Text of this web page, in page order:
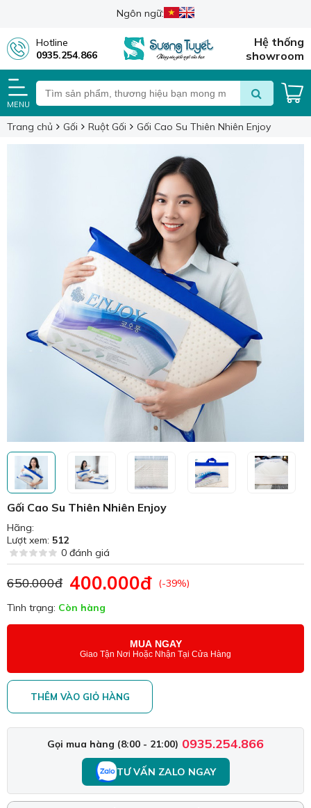
Ngôn ngữ:
Hotline
0935.254.866
Hệ thống
showroom
MENU
Trang chủ Gối Ruột Gối Gối Cao Su Thiên Nhiên Enjoy
Gối Cao Su Thiên Nhiên Enjoy
Hãng:
Lượt xem: 512
0 đánh giá
650.000đ 400.000đ
(-39%)
Tình trạng: Còn hàng
MUA NGAY
Giao Tận Nơi Hoặc Nhận Tại Cửa Hàng
THÊM VÀO GIỎ HÀNG
Gọi mua hàng (8:00 - 21:00) 0935.254.866
TƯ VẤN ZALO NGAY